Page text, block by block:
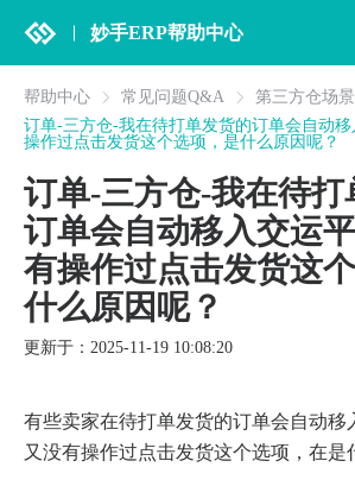
妙手ERP帮助中心
帮助中心 常见问题Q&A
第三方仓场
订单-三方仓-我在待打单发货的订单会自动
操作过点击发货这个选项，是什么原因呢？
订单-三方仓-我在待打
订单会自动移入交运
有操作过点击发货这
什么原因呢？
更新于：2025-11-19 10:08:20
有些卖家在待打单发货的订单会自动移
又没有操作过点击发货这个选项，在是